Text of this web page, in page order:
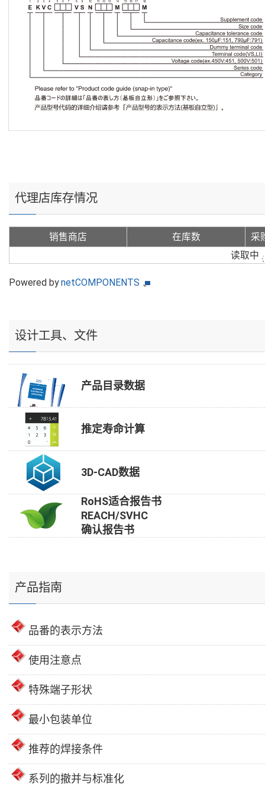
代理店库存情况
销售商店 在库数
采
读取中
Powered bynetCOMPONENTS
设计工具、文件
产品目录数据
推定寿命计算
3D-CAD数据
RoHS适合报告书
REACH/SVHC
确认报告书
产品指南
品番的表示方法
使用注意点
特殊端子形状
最小包装单位
推荐的焊接条件
系列的撤并与标准化